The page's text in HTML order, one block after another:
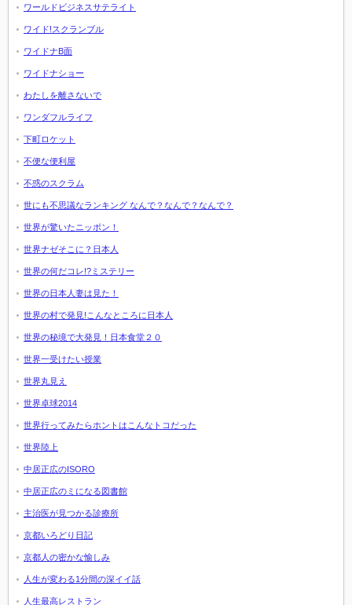
ワールドビジネスサテライト
ワイド!スクランブル
ワイドナB面
ワイドナショー
わたしを離さないで
ワンダフルライフ
下町ロケット
不便な便利屋
不惑のスクラム
世にも不思議なランキング なんで？なんで？なんで？
世界が驚いたニッポン！
世界ナゼそこに？日本人
世界の何だコレ!?ミステリー
世界の日本人妻は見た！
世界の村で発見!こんなところに日本人
世界の秘境で大発見！日本食堂２０
世界一受けたい授業
世界丸見え
世界卓球2014
世界行ってみたらホントはこんなトコだった
世界陸上
中居正広のISORO
中居正広のミになる図書館
主治医が見つかる診療所
京都いろどり日記
京都人の密かな愉しみ
人生が変わる1分間の深イイ話
人生最高レストラン